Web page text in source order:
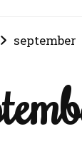
september